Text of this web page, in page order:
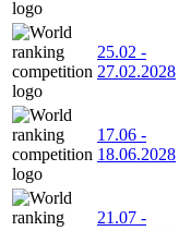
25.02 -
27.02.2028
17.06 -
18.06.2028
21.07 -